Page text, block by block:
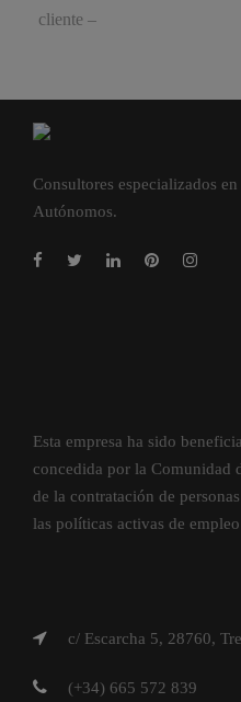
cliente –
Consultores especializados
Autónomos.
Esta empresa ha sido
concedida por la Comunidad
de la contratación de
las políticas activas de
c/ Escarcha 5, 28760,
(+34) 665 572 839